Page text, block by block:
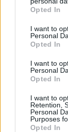
grant or deny
use your data
consent section.
Opted In
I want to
Personal
Opted In
I want to
Personal
Opted In
I want to
Retention,
Personal
Purposes
Opted In
Μυστήριο
που δεν
μπορεί ν'
έκρηξης
08.08.2026, 18:08